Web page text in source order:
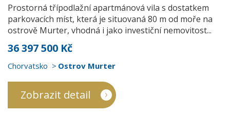
Prostorná třípodlažní apartmánová vila s dostatkem
parkovacích míst, která je situovaná 80 m od moře na
ostrově Murter, vhodná i jako investiční nemovitost...
36 397 500 Kč
Chorvatsko Ostrov Murter
Zobrazit detail